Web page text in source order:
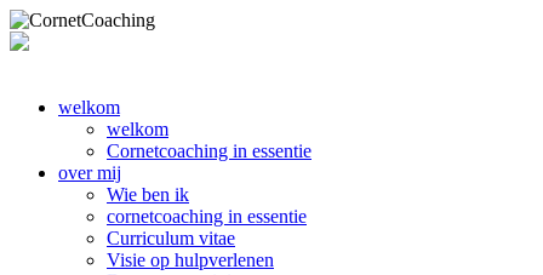
welkom
welkom
Cornetcoaching in essentie
over mij
Wie ben ik
cornetcoaching in essentie
Curriculum vitae
Visie op hulpverlenen